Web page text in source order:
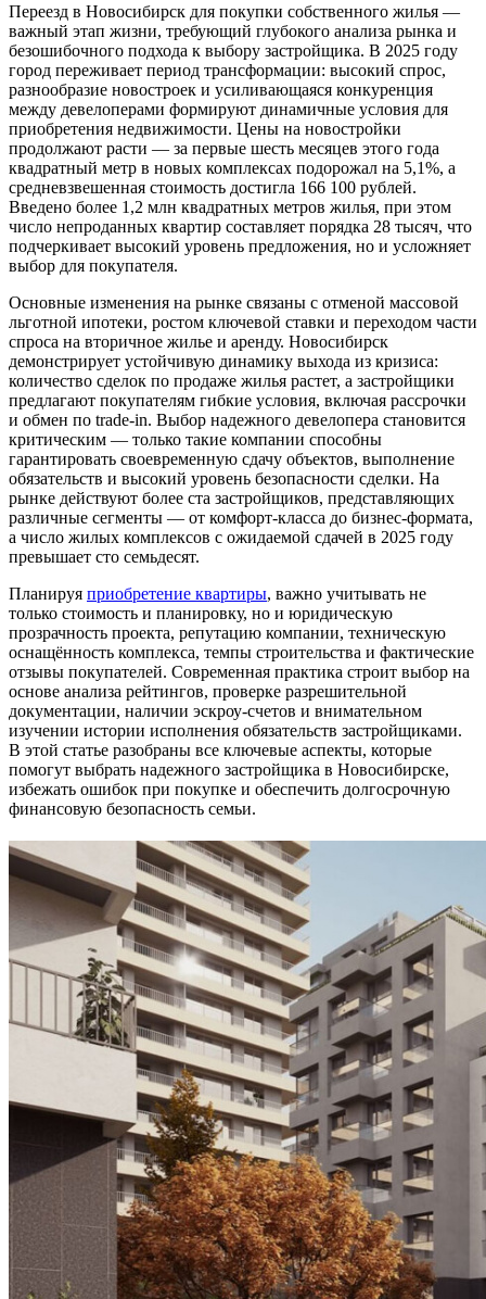
Переезд в Новосибирск для покупки собственного жилья —
важный этап жизни, требующий глубокого анализа рынка и
безошибочного подхода к выбору застройщика. В 2025 году
город переживает период трансформации: высокий спрос,
разнообразие новостроек и усиливающаяся конкуренция
между девелоперами формируют динамичные условия для
приобретения недвижимости. Цены на новостройки
продолжают расти — за первые шесть месяцев этого года
квадратный метр в новых комплексах подорожал на 5,1%, а
средневзвешенная стоимость достигла 166 100 рублей.
Введено более 1,2 млн квадратных метров жилья, при этом
число непроданных квартир составляет порядка 28 тысяч, что
подчеркивает высокий уровень предложения, но и усложняет
выбор для покупателя.
Основные изменения на рынке связаны с отменой массовой
льготной ипотеки, ростом ключевой ставки и переходом части
спроса на вторичное жилье и аренду. Новосибирск
демонстрирует устойчивую динамику выхода из кризиса:
количество сделок по продаже жилья растет, а застройщики
предлагают покупателям гибкие условия, включая рассрочки
и обмен по trade-in. Выбор надежного девелопера становится
критическим — только такие компании способны
гарантировать своевременную сдачу объектов, выполнение
обязательств и высокий уровень безопасности сделки. На
рынке действуют более ста застройщиков, представляющих
различные сегменты — от комфорт-класса до бизнес-формата,
а число жилых комплексов с ожидаемой сдачей в 2025 году
превышает сто семьдесят.
Планируя приобретение квартиры, важно учитывать не
только стоимость и планировку, но и юридическую
прозрачность проекта, репутацию компании, техническую
оснащённость комплекса, темпы строительства и фактические
отзывы покупателей. Современная практика строит выбор на
основе анализа рейтингов, проверке разрешительной
документации, наличии эскроу-счетов и внимательном
изучении истории исполнения обязательств застройщиками.
В этой статье разобраны все ключевые аспекты, которые
помогут выбрать надежного застройщика в Новосибирске,
избежать ошибок при покупке и обеспечить долгосрочную
финансовую безопасность семьи.